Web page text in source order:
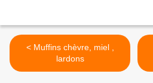
< Muffins chèvre, miel ,
lardons